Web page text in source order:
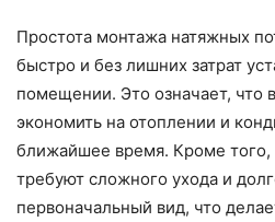
Простота монтажа натяжных
быстро и без лишних затрат
помещении. Это означает, что
экономить на отоплении и
ближайшее время. Кроме того,
требуют сложного ухода и
первоначальный вид, что